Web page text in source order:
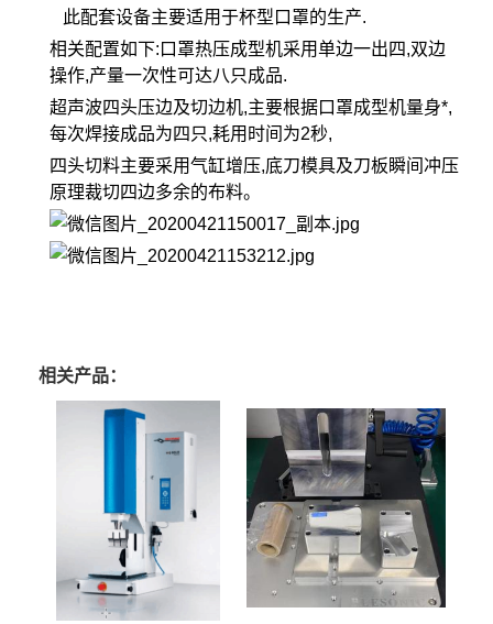
此配套设备主要适用于杯型口罩的生产.
相关配置如下:口罩热压成型机采用单边一出四,双边
操作,产量一次性可达八只成品.
超声波四头压边及切边机,主要根据口罩成型机量身*,
每次焊接成品为四只,耗用时间为2秒,
四头切料主要采用气缸增压,底刀模具及刀板瞬间冲压
原理裁切四边多余的布料。
相关产品：